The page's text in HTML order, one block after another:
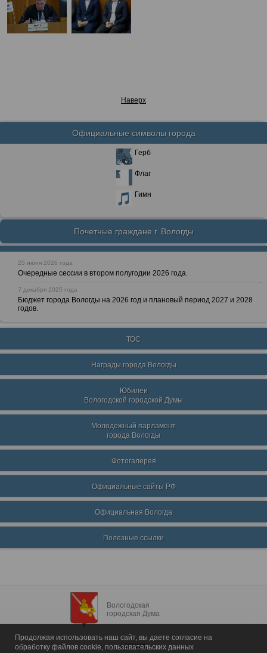
Наверх
Официальные символы города
Герб
Флаг
Гимн
Почетные граждане г. Вологды
25 июня 2026 года
Очередные сессии в втором полугодии 2026 года.
7 декабря 2025 года
Бюджет города Вологды на 2026 год и плановый период 2027 и 2028
годов.
ТОС
Награды города Вологды
Юбилеи
Вологодской городской Думы
Молодежный парламент
города Вологды
Фотогалерея
Официальные сайты РФ
Официальная Вологда
Полезные ссылки
Вологодская
городская Дума
Главная
Продолжая использовать наш сайт, вы даете согласие на
обработку файлов cookie, пользовательских данных